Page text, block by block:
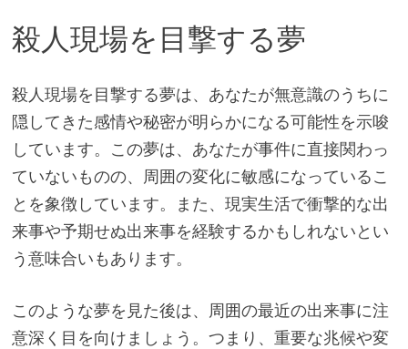
殺人現場を目撃する夢
殺人現場を目撃する夢は、あなたが無意識のうちに
隠してきた感情や秘密が明らかになる可能性を示唆
しています。この夢は、あなたが事件に直接関わっ
ていないものの、周囲の変化に敏感になっているこ
とを象徴しています。また、現実生活で衝撃的な出
来事や予期せぬ出来事を経験するかもしれないとい
う意味合いもあります。
このような夢を見た後は、周囲の最近の出来事に注
意深く目を向けましょう。つまり、重要な兆候や変